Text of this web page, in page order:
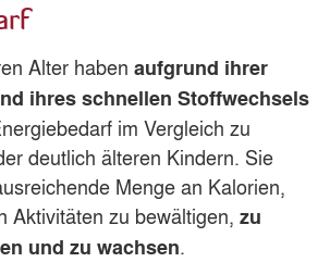
Alter haben aufgrund ihrer
ihres schnellen Stoffwechsels
im Vergleich zu
deutlich älteren Kindern. Sie
Menge an Kalorien,
Aktivitäten zu bewältigen, zu
und zu wachsen.